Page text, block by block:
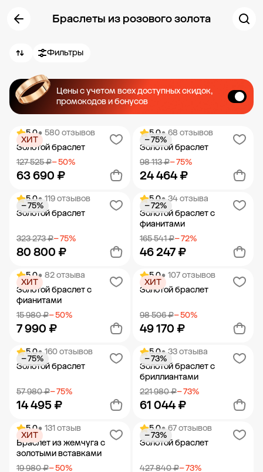
Браслеты из розового золота
Фильтры
Цены с учетом всех доступных скидок,
промокодов и бонусов
5.0• 580 отзывов
Золотой браслет
127 525 ₽− 50%
63 690 ₽
ХИТ
Добавить в корзину
5.0• 68 отзывов
Золотой браслет
98 113 ₽− 75%
24 464 ₽
− 75%
Добавить в корзину
5.0• 119 отзывов
Золотой браслет
323 273 ₽− 75%
80 800 ₽
− 75%
Добавить в корзину
5.0• 34 отзыва
Золотой браслет с
фианитами
165 541 ₽− 72%
46 247 ₽
− 72%
Добавить в корзину
5.0• 82 отзыва
Золотой браслет с
фианитами
15 980 ₽− 50%
7 990 ₽
ХИТ
Добавить в корзину
5.0• 107 отзывов
Золотой браслет
98 506 ₽− 50%
49 170 ₽
ХИТ
Добавить в корзину
5.0• 160 отзывов
Золотой браслет
57 980 ₽− 75%
14 495 ₽
− 75%
Добавить в корзину
5.0• 33 отзыва
Золотой браслет с
бриллиантами
221 980 ₽− 73%
61 044 ₽
− 73%
Добавить в корзину
5.0• 131 отзыв
Браслет из жемчуга с
золотыми вставками
19 980 ₽− 50%
ХИТ
5.0• 67 отзывов
Золотой браслет
427 840 ₽− 73%
− 73%